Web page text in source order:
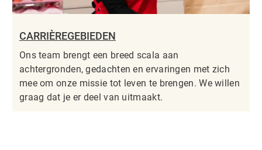
CARRIÈREGEBIEDEN
Ons team brengt een breed scala aan
achtergronden, gedachten en ervaringen met zich
mee om onze missie tot leven te brengen. We willen
graag dat je er deel van uitmaakt.